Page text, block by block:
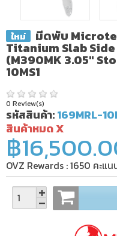
ใหม่ มีดพับ
Titanium Slab
(M390MK 3.05"
10MS1
0 Review(s)
รหัสสินค้า:169MRL-
สินค้าหมด X
฿
OVZ Rewards :1650 คะแน